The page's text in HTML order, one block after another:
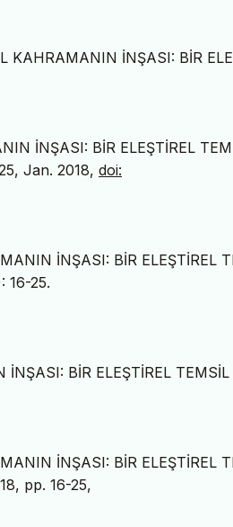
İNŞASI: BİR
İNŞASI: BİR ELEŞTİREL
Jan. 2018, doi:
İNŞASI: BİR ELEŞTİREL
16-25.
BİR ELEŞTİREL
İNŞASI: BİR ELEŞTİREL
pp. 16-25,